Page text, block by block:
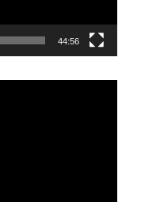
44:56